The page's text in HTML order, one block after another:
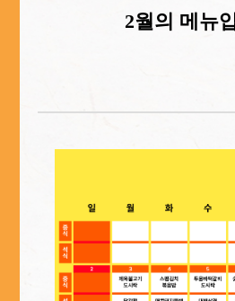
2월의 메뉴